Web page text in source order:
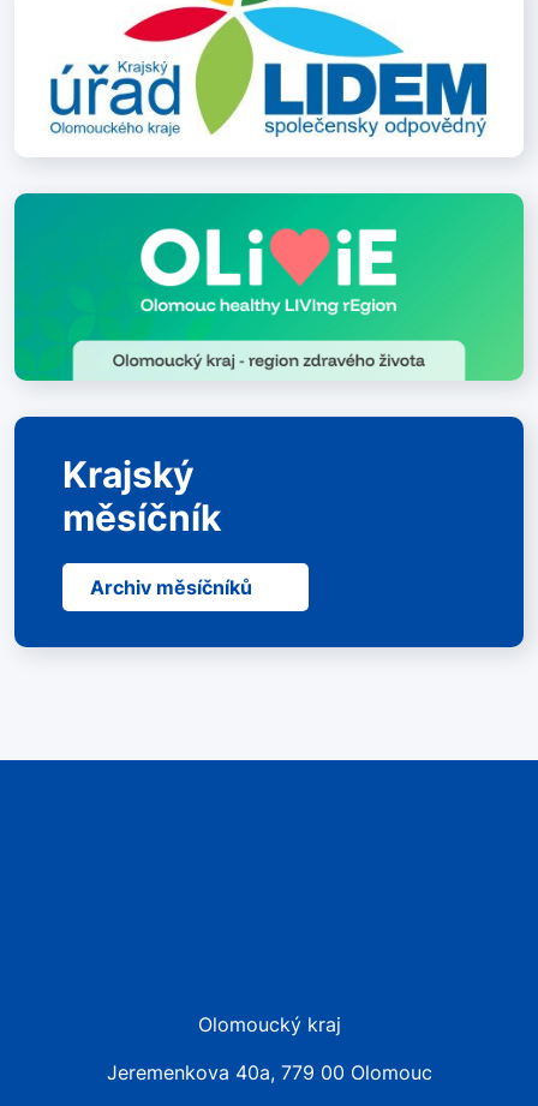
Krajský
měsíčník
Archiv měsíčníků
Olomoucký kraj
Jeremenkova 40a, 779 00 Olomouc